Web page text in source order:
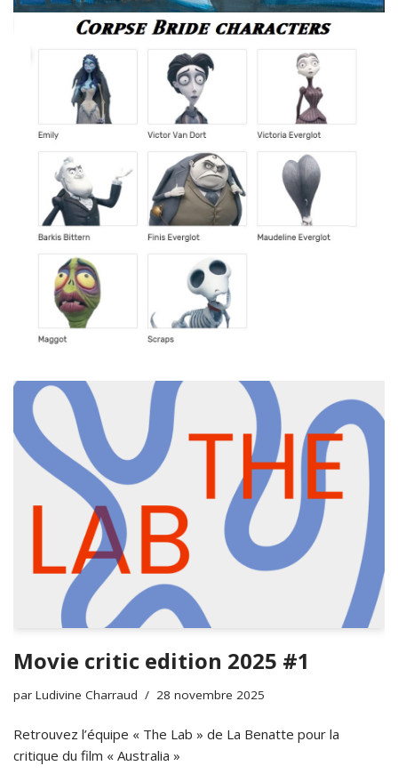
Movie critic edition 2025 #1
par Ludivine Charraud 28 novembre 2025
Retrouvez l’équipe « The Lab » de La Benatte pour la
critique du film « Australia »